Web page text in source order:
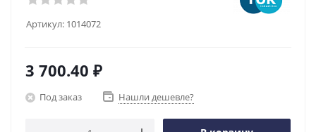
Артикул: 1014072
3 700.40 ₽
Под заказ Нашли дешевле?